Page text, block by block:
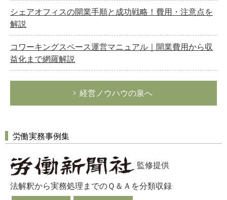
シェアオフィスの開業手順と成功戦略！費用・注意点を
解説
コワーキングスペース運営マニュアル｜開業費用から収
益化まで網羅解説
経営ノウハウの泉へ
労働実務事例集
監修提供
法解釈から実務処理までのＱ＆Ａを分類収録